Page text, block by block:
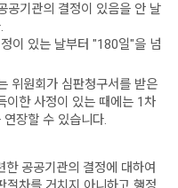
공기관의 결정이 있음을 안 날
이 있는 날부터 "180일"을 넘
위원회가 심판청구서를 받은
이한 사정이 있는 때에는 1차
장할 수 있습니다.
공공기관의 결정에 대하여